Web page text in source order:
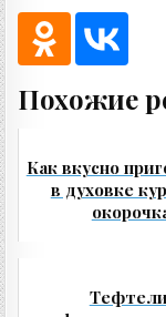
Похожие
Как вкусно
в духовке